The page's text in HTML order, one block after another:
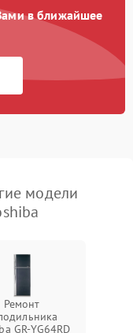
в ближайшее
модели
Ремонт
GR-YG64RD